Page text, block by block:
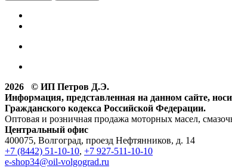
2026 © ИП Петров Д.Э.
Информация, представленная на данном сайте,
Гражданского кодекса Российской Федерации.
Оптовая и розничная продажа моторных масел,
Центральный офис
400075, Волгоград, проезд Нефтянников, д. 14
+7 (8442) 51-10-10, +7 927-511-10-10
e-shop34@oil-volgograd.ru